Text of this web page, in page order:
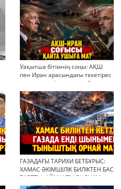
Уақытша бітімнің соңы: АҚШ
пен Иран арасындағы текетірес
неліктен қайта ушықты?
ГАЗАДАҒЫ ТАРИХИ БЕТБҰРЫС:
ХАМАС ӘКІМШІЛІК БИЛІКТЕН БАС
ТАРТТЫ. АЙМАҚТЫ ЕНДІ КІМ
БАСҚАРАДЫ?